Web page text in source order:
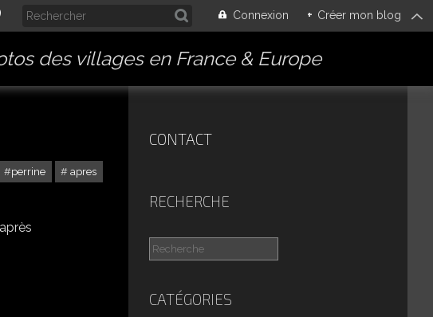
Connexion + Créer mon blog
des villages en France & Europe
perrine apres
CONTACT
RECHERCHE
CATÉGORIES